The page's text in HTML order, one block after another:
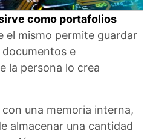
como portafolios
el mismo permite guardar
e
la persona lo crea
una memoria interna,
almacenar una cantidad